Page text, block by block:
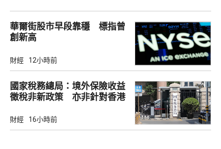
華爾街股市早段靠穩 標指曾
創新高
財經 12小時前
國家稅務總局：境外保險收益
徵稅非新政策 亦非針對香港
財經 16小時前